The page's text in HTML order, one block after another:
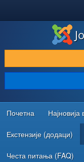
ПРЕУЗИМАЊЕ И
ОТКРИЈТЕ И НАУЧИТЕ
ЗАЈЕДНИЦА И
РЕСУРСИ ЗА РАЗВОЈ
Почетна Најновија
Екстензије (додаци)
Честа питања (FAQ)